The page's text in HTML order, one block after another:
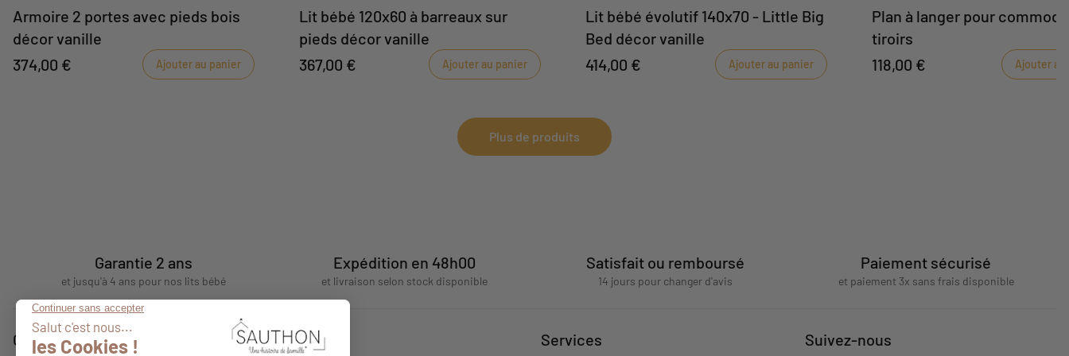
Armoire 2 portes avec pieds bois
décor vanille
374,00 €
Ajouter au panier
Lit bébé 120x60 à barreaux sur
pieds décor vanille
367,00 €
Ajouter au panier
Lit bébé évolutif 140x70 - Little Big
Bed décor vanille
414,00 €
Ajouter au panier
Plan à langer pour
tiroirs
118,00 €
Ajouter au
Plus de produits
Garantie 2 ans
et jusqu'à 4 ans pour nos lits bébé
Expédition en 48h00
et livraison selon stock disponible
Satisfait ou remboursé
14 jours pour changer d'avis
Paiement sécurisé
et paiement 3x sans frais disponible
Conseils A propos Services Suivez-nous